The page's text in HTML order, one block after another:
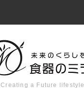
Creating a Future lifestyle